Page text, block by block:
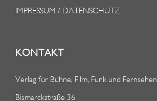
IMPRESSUM / DATENSCHUTZ
KONTAKT
Verlag für Bühne, Film, Funk und Fernsehen
Bismarckstraße 36